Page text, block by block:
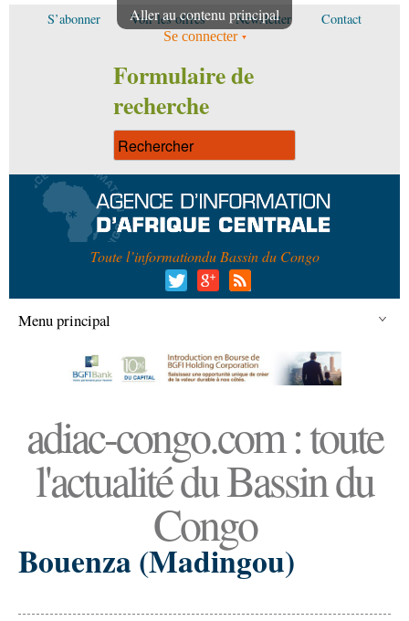
Aller au contenu principal
S’abonner Voir les offres Newsletter Contact
Se connecter
Formulaire de
recherche
Toute l’informationdu Bassin du Congo
Menu principal
adiac-congo.com : toute
l'actualité du Bassin du
Congo
Bouenza (Madingou)